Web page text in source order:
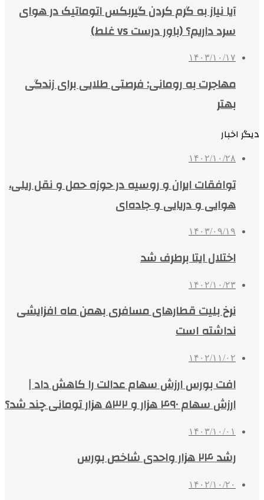
آیا نیاز به گرم کردن گیربکس اتوماتیک در هوای
سرد داریم؟ (باور درست vs غلط)
۱۴۰۳/۱۰/۱۷
مهاجرت به رومانی: فرصتی طلایی برای زندگی
بهتر
دیگر اخبار
۱۴۰۲/۱۰/۲۸
توافقات ایران و روسیه در حوزه حمل و نقل ریلی،
هوایی و دریایی و جاده‌ای
۱۴۰۳/۰۹/۱۹
اختلال ایتا برطرف شد
۱۴۰۲/۱۰/۲۳
نرخ بلیت قطارهای مسافری بهمن ماه افزایشی
نداشته است
۱۴۰۲/۱۱/۰۲
افت بورس ارزش سهام عدالت را کاهش داد |
ارزش سهام ۴۹۰ هزار و ۵۳۲ هزار تومانی چند شد؟
۱۴۰۳/۱۰/۰۱
رشد ۲۴ هزار واحدی شاخص بورس
۱۴۰۲/۱۰/۲۰